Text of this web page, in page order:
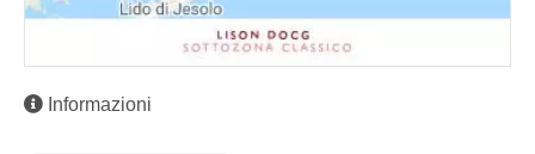
Informazioni